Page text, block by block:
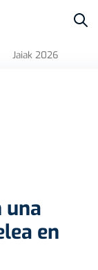
Jaiak 2026
una
en